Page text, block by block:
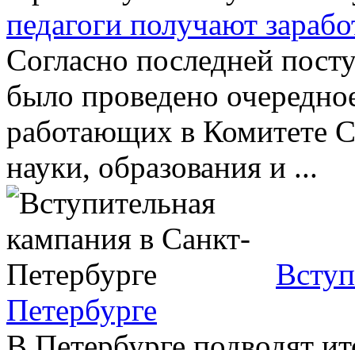
педагоги получают
Согласно последней
было проведено
работающих в Комитете
науки, образования и ...
Петербурге